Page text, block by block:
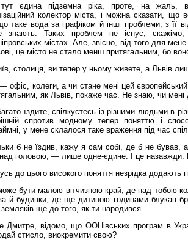
єдина підземна ріка, проте, на жаль,
колектор міста, і можна сказати,
таке вода за графіком й інші проблеми, з її
знають. Таких проблем не існує,
містах. Але, звісно, від того для
це місто не стало менш притягальним, бо
столиця, ви тепер у ньому живете, а Львів
офіс, колеги, а чи стане мені цей
як Львів, покаже час. Не знаю, чи мені
їздите, спілкуєтесь із різними людьми в
спротив модному тепер поняттю і
у мене склалося таке враження під час
б не їздив, кажу я сам собі, де б не бував,
головою, — лише одне-єдине. І це назавжди.
до цього високого поняття незрідка додають
бути малою вітчизною край, де над тобою
й будинки, де ще дитиною годинами блукав
земляків ще до того, як ти народився.
Дмитре, відомо, що ООНівських програм в
стисло, виокремити свою?